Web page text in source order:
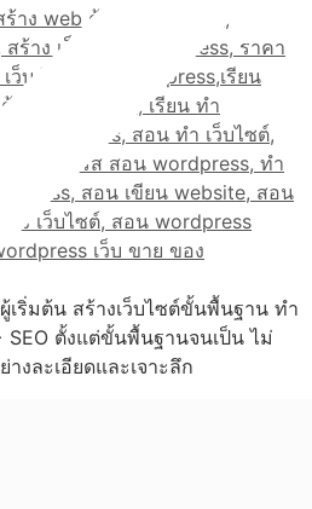
เริ่มต้น สร้างเว็บไซต์ขั้นพื้นฐาน ทำ
SEO ตั้งแต่ขั้นพื้นฐานจนเป็น ไม่
งละเอียดและเจาะลึก